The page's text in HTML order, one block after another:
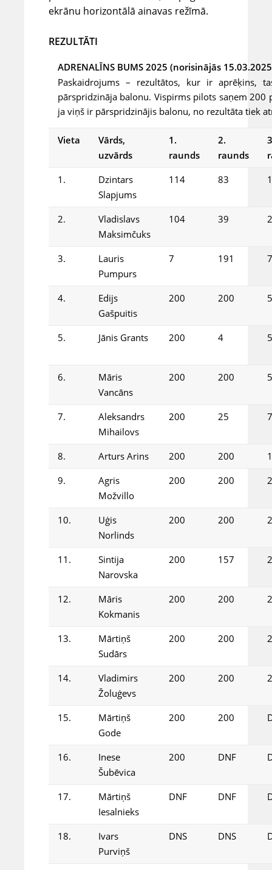
ekrānu horizontālā ainavas režīmā.
REZULTĀTI
ADRENALĪNS BUMS 2025 (norisinājās
Paskaidrojums – rezultātos, kur ir aprēķins,
pārspridzināja balonu. Vispirms pilots saņem 200
ja viņš ir pārspridzinājis balonu, no rezultāta tiek
Vieta
Vārds,
uzvārds
1.
raunds
2.
raunds
1.
Dzintars
Slapjums
114 83
2.
Vladislavs
Maksimčuks
104 39
3.
Lauris
Pumpurs
7 191
4.
Edijs
Gašpuitis
200 200 5
5. Jānis Grants 200 4
6.
Māris
Vancāns
200 200 5
7.
Aleksandrs
Mihailovs
200 25 7
8. Arturs Arins 200 200
9.
Agris
Možvillo
200 200
10.
Uģis
Norlinds
200 200
11.
Sintija
Narovska
200 157
12.
Māris
Kokmanis
200 200
13.
Mārtiņš
Sudārs
200 200
14.
Vladimirs
Žoluģevs
200 200
15.
Mārtiņš
Gode
200 200
16.
Inese
Šubēvica
200 DNF
17.
Mārtiņš
Iesalnieks
DNF DNF
18.
Ivars
Purviņš
DNS DNS